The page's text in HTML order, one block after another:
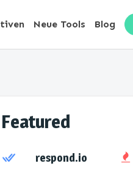
Neue Tools Blog
Featured
respond.io